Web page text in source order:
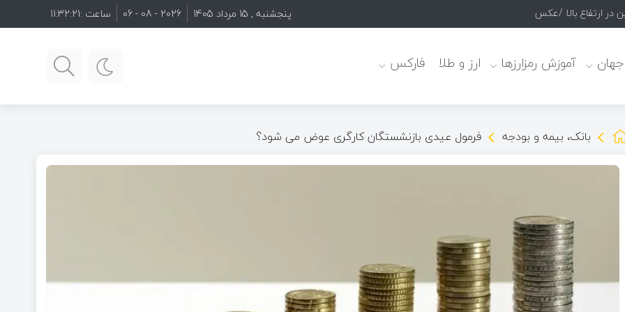
در ارتفاع بالا /عکس پنجشنبه , 15 مرداد 1405 2026 - 08 - 06 ساعت :11:32:22
جهان آموزش رمزارزها ارز و طلا فارکس
بانک، بیمه و بودجه فرمول عیدی بازنشستگان کارگری عوض می شود؟